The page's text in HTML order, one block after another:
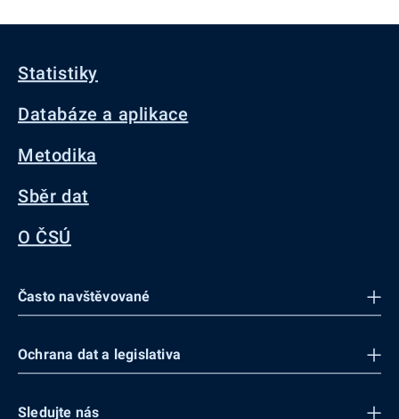
Statistiky
Databáze a aplikace
Metodika
Sběr dat
O ČSÚ
Často navštěvované
Ochrana dat a legislativa
Sledujte nás